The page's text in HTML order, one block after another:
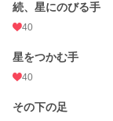
続、星にのびる手
40
星をつかむ手
40
その下の足